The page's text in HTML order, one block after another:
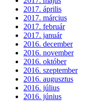
2017. április
2017. március
2017. február
2017. január
2016. december
2016. november
2016. október
2016. szeptember
2016. augusztus
2016. július
2016. június